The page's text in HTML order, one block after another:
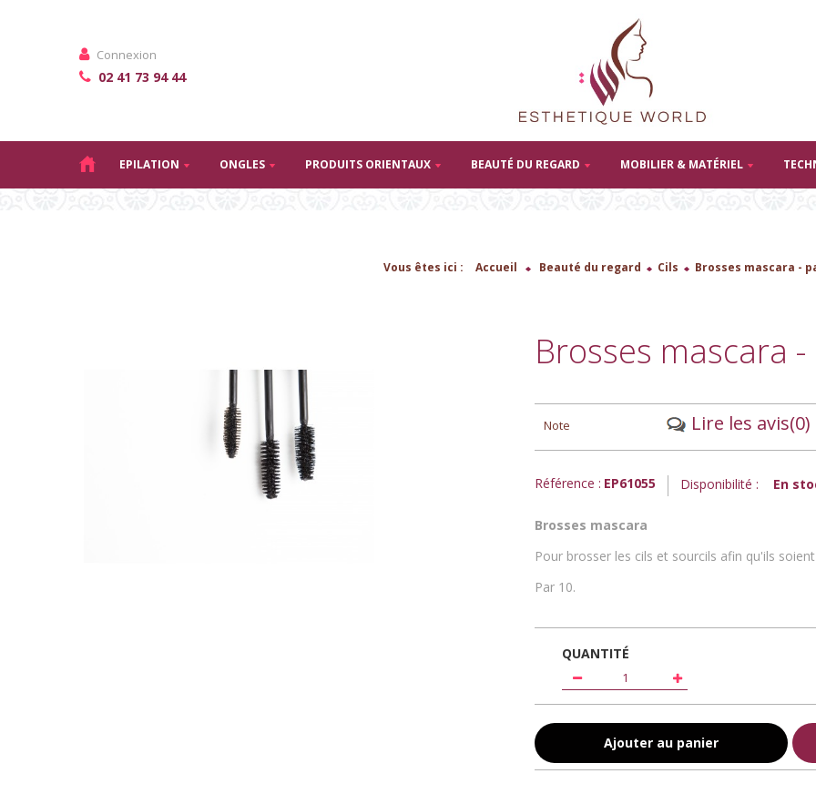
Connexion
02 41 73 94 44
EPILATION ONGLES PRODUITS ORIENTAUX BEAUTÉ DU REGARD MOBILIER & MATÉRIEL
Vous êtes ici : Accueil > Beauté du regard > Cils > Brosses mascara -
Brosses mascara
Note Lire les avis(0)
Référence : EP61055 Disponibilité : En
Brosses mascara
Pour brosser les cils et sourcils afin qu'ils
Par 10.
QUANTITÉ
Ajouter au panier